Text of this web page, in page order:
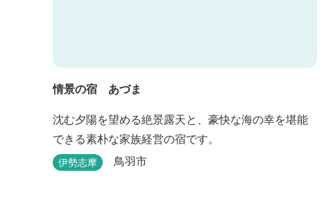
情景の宿 あづま
沈む夕陽を望める絶景露天と、豪快な海の幸を堪能
できる素朴な家族経営の宿です。
伊勢志摩 鳥羽市